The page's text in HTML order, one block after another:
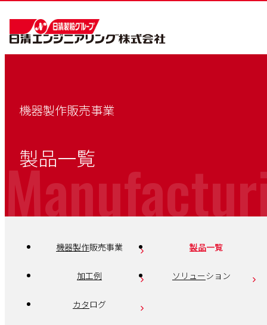
製品一覧
機器製作販売事業
機器製作販売事業 製品一覧
加工例 ソリュー ション
カタ ログ